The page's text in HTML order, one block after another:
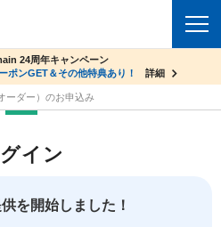
ーV2ビジネス応援キャンペーン
1年間無料
詳細
24周年キャンペーン
ポンGET＆その他特典あり！ 詳細
ーダー）のお申込み
イン
を開始しました！